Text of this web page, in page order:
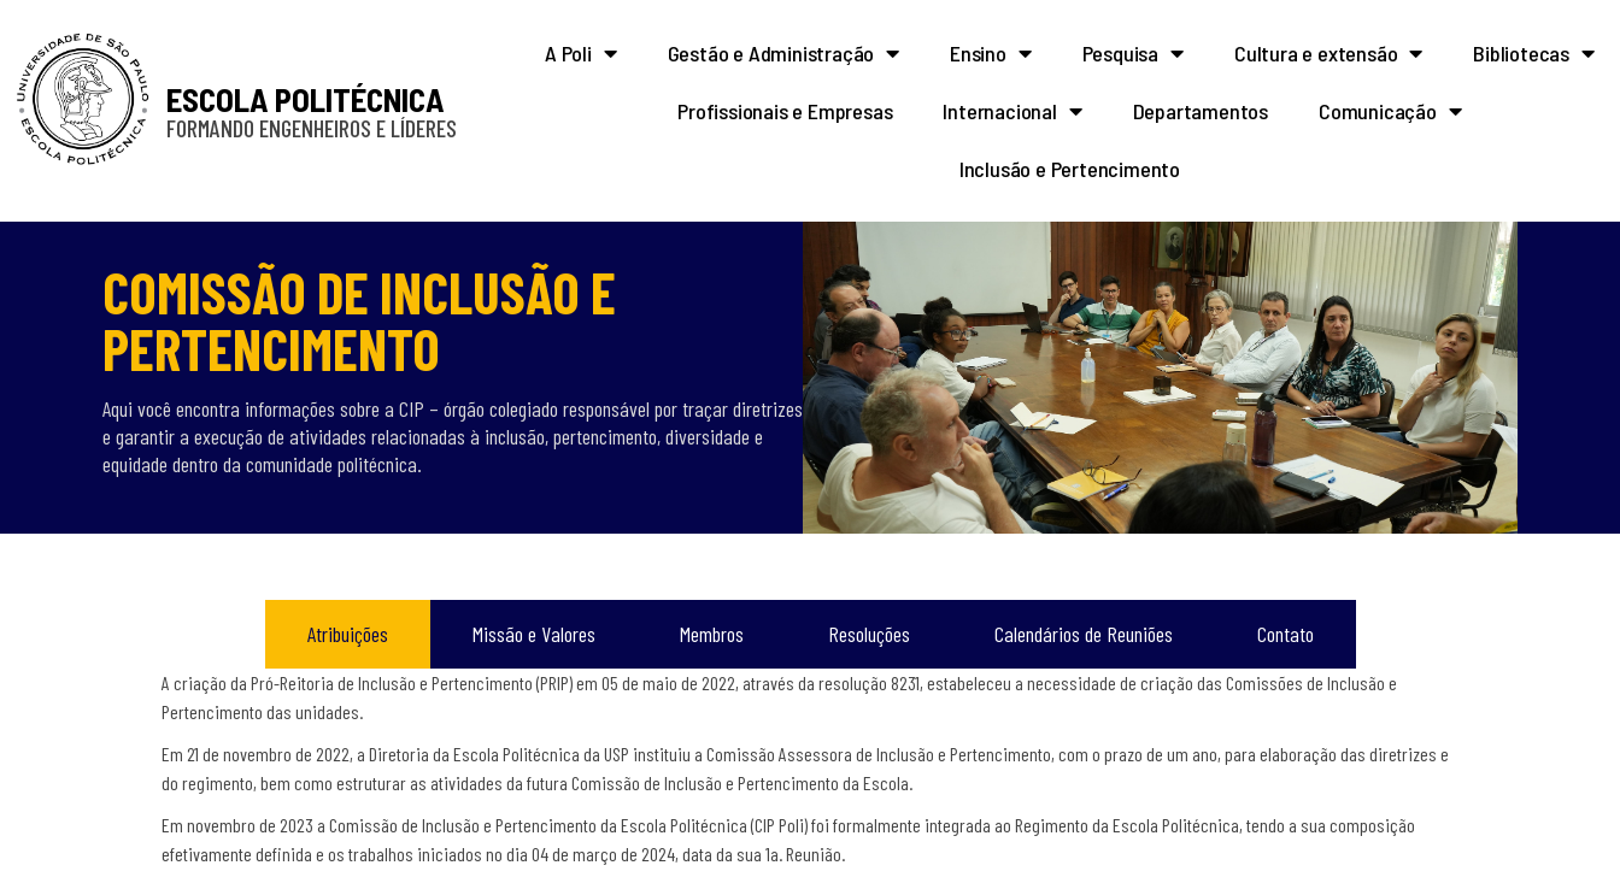
ESCOLA POLITÉCNICA
FORMANDO ENGENHEIROS E LÍDERES
A Poli Gestão e Administração Ensino Pesquisa Cultura e extensão Bibliotecas
Profissionais e Empresas Internacional Departamentos Comunicação
Inclusão e Pertencimento
COMISSÃO DE INCLUSÃO E
PERTENCIMENTO
Aqui você encontra informações sobre a CIP – órgão colegiado responsável por traçar diretrizes
e garantir a execução de atividades relacionadas à inclusão, pertencimento, diversidade e
equidade dentro da comunidade politécnica.
Atribuições Missão e Valores Membros Resoluções Calendários de Reuniões Contato
A criação da Pró-Reitoria de Inclusão e Pertencimento (PRIP) em 05 de maio de 2022, através da resolução 8231, estabeleceu a necessidade de criação das Comissões de Inclusão e
Pertencimento das unidades.
Em 21 de novembro de 2022, a Diretoria da Escola Politécnica da USP instituiu a Comissão Assessora de Inclusão e Pertencimento, com o prazo de um ano, para elaboração das diretrizes e
do regimento, bem como estruturar as atividades da futura Comissão de Inclusão e Pertencimento da Escola.
Em novembro de 2023 a Comissão de Inclusão e Pertencimento da Escola Politécnica (CIP Poli) foi formalmente integrada ao Regimento da Escola Politécnica, tendo a sua composição
efetivamente definida e os trabalhos iniciados no dia 04 de março de 2024, data da sua 1a. Reunião.